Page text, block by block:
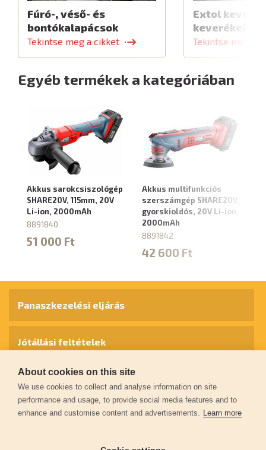
Fúró-, véső- és
bontókalapácsok
Tekintse meg a cikket
Extol
Tekintse meg a
Egyéb termékek a kategóriában
Akkus sarokcsiszológép
SHARE20V, 115mm, 20V
Li-ion, 2000mAh
8891840
51 000 Ft
Akkus multifunkciós
szerszámgép SHARE20V,
gyorskioldós, 20V Li-ion,
2000mAh
8891842
42 600 Ft
Panaszkezelési eljárás
Jótállási feltételek
Személyes adatok védelme
Kapcsolat
About cookies on this site
We use cookies to collect and analyse information on site
performance and usage, to provide social media features and to
enhance and customise content and advertisements. Learn more